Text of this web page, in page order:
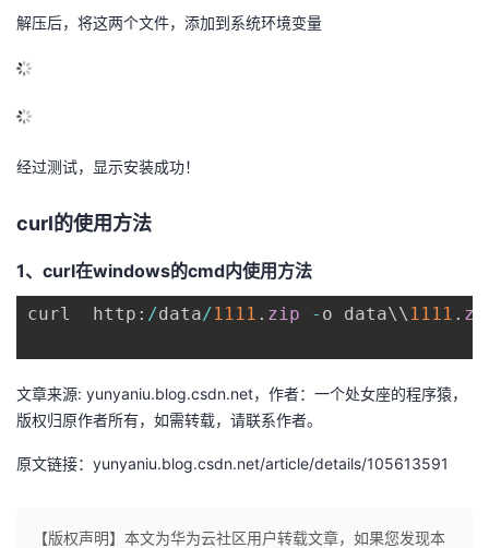
解压后，将这两个文件，添加到系统环境变量
经过测试，显示安装成功！
curl的使用方法
1、curl在windows的cmd内使用方法
curl  http : /data/1111 . zip - o data\\ 1111 .
文章来源: yunyaniu.blog.csdn.net，作者：一个处女座的程序猿，
版权归原作者所有，如需转载，请联系作者。
原文链接：yunyaniu.blog.csdn.net/article/details/105613591
【版权声明】本文为华为云社区用户转载文章，如果您发现本